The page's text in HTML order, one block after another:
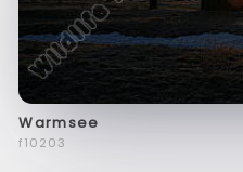
Warmsee
f10203